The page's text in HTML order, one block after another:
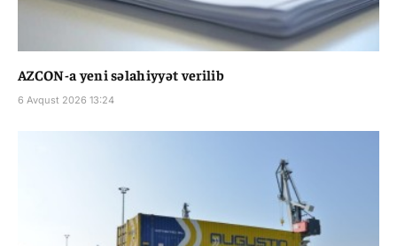
AZCON-a yeni səlahiyyət verilib
6 Avqust 2026 13:24